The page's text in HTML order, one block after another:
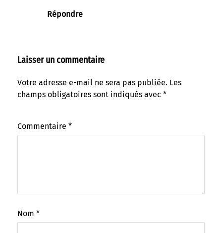
Répondre
Laisser un commentaire
Votre adresse e-mail ne sera pas publiée. Les
champs obligatoires sont indiqués avec *
Commentaire *
Nom *